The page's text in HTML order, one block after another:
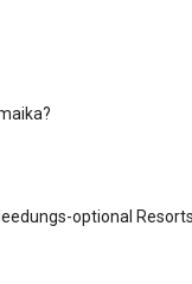
optional Resorts